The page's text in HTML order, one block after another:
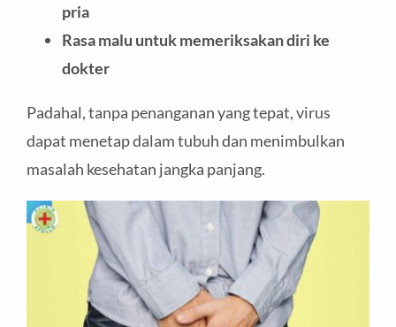
pria
Rasa malu untuk memeriksakan diri ke
dokter
Padahal, tanpa penanganan yang tepat, virus
dapat menetap dalam tubuh dan menimbulkan
masalah kesehatan jangka panjang.